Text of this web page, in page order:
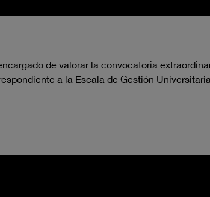
ncargado de valorar la convocatoria
a la Escala de Gestión